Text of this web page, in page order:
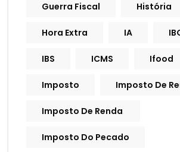
Guerra Fiscal História
Hora Extra IA
IBS ICMS Ifood
Imposto Imposto De
Imposto De Renda
Imposto Do Pecado